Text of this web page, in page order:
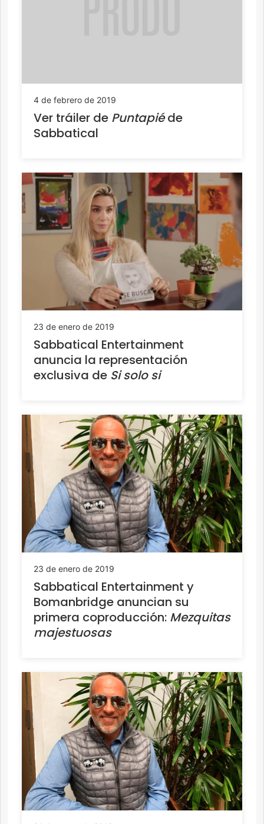
4 de febrero de 2019
Ver tráiler de Puntapiéde
Sabbatical
23 de enero de 2019
Sabbatical Entertainment
anuncia la representación
exclusiva de Si solo si
23 de enero de 2019
Sabbatical Entertainment y
Bomanbridge anuncian su
primera coproducción: Mezquitas
majestuosas